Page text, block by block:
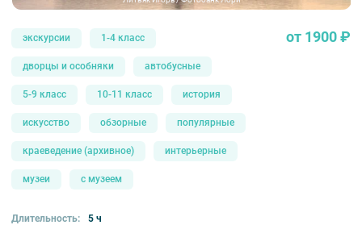
экскурсии 1-4 класс
дворцы и особняки автобусные
5-9 класс 10-11 класс история
искусство обзорные популярные
краеведение (архивное) интерьерные
музеи с музеем
от 1900 ₽
Длительность: 5 ч